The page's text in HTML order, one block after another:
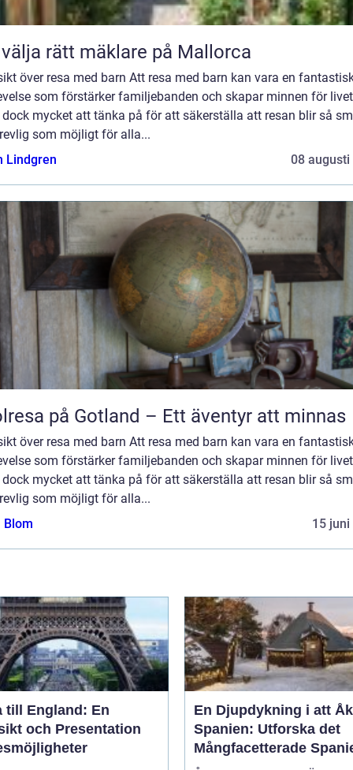
rätt mäklare på Mallorca
över resa med barn Att resa med barn kan vara en
som förstärker familjebanden och skapar minnen för
mycket att tänka på för att säkerställa att resan blir så
som möjligt för alla...
Lindgren
08 augusti
på Gotland – Ett äventyr att minnas
över resa med barn Att resa med barn kan vara en
som förstärker familjebanden och skapar minnen för
mycket att tänka på för att säkerställa att resan blir så
som möjligt för alla...
Blom
15 juni
till England: En
och Presentation
En Djupdykning i att
Spanien: Utforska det
Mångfacetterade